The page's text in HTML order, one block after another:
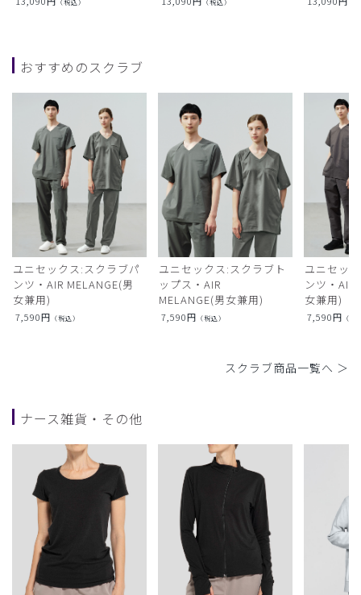
（税込） （税込）
おすすめのスクラブ
ユニセックス:スクラブパ
ンツ・AIR MELANGE(男
女兼用)
7,590円 （税込）
ユニセックス:スクラブト
ップス・AIR
MELANGE(男女兼用)
7,590円 （税込）
ユニセッ
ンツ・AIR
女兼用)
7,590円 （税
スクラブ商品一覧へ ＞
ナース雑貨・その他